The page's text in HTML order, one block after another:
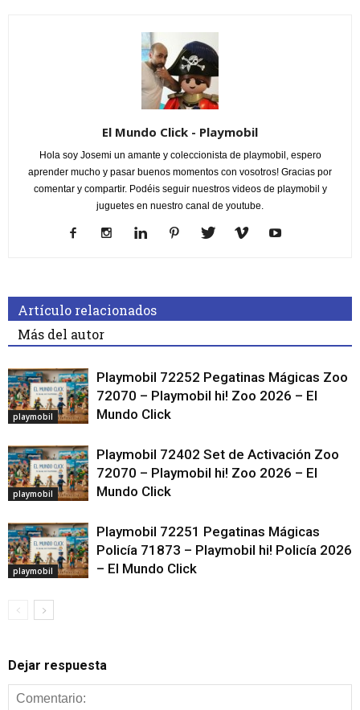
El Mundo Click - Playmobil
Hola soy Josemi un amante y coleccionista de playmobil, espero
aprender mucho y pasar buenos momentos con vosotros! Gracias por
comentar y compartir. Podéis seguir nuestros videos de playmobil y
juguetes en nuestro canal de youtube.
Artículo relacionados
Más del autor
playmobil
Playmobil 72252 Pegatinas Mágicas Zoo
72070 – Playmobil hi! Zoo 2026 – El
Mundo Click
playmobil
Playmobil 72402 Set de Activación Zoo
72070 – Playmobil hi! Zoo 2026 – El
Mundo Click
playmobil
Playmobil 72251 Pegatinas Mágicas
Policía 71873 – Playmobil hi! Policía 2026
– El Mundo Click
Dejar respuesta